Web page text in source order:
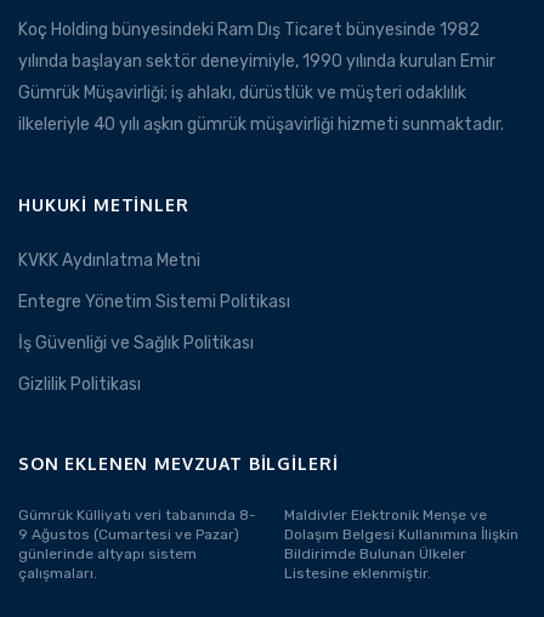
Koç Holding bünyesindeki Ram Dış Ticaret bünyesinde 1982
yılında başlayan sektör deneyimiyle, 1990 yılında kurulan Emir
Gümrük Müşavirliği; iş ahlakı, dürüstlük ve müşteri odaklılık
ilkeleriyle 40 yılı aşkın gümrük müşavirliği hizmeti sunmaktadır.
HUKUKI METINLER
KVKK Aydınlatma Metni
Entegre Yönetim Sistemi Politikası
İş Güvenliği ve Sağlık Politikası
Gizlilik Politikası
SON EKLENEN MEVZUAT BILGILERI
Gümrük Külliyatı veri tabanında 8-
9 Ağustos (Cumartesi ve Pazar)
günlerinde altyapı sistem
çalışmaları.
Maldivler Elektronik Menşe ve
Dolaşım Belgesi Kullanımına İlişkin
Bildirimde Bulunan Ülkeler
Listesine eklenmiştir.